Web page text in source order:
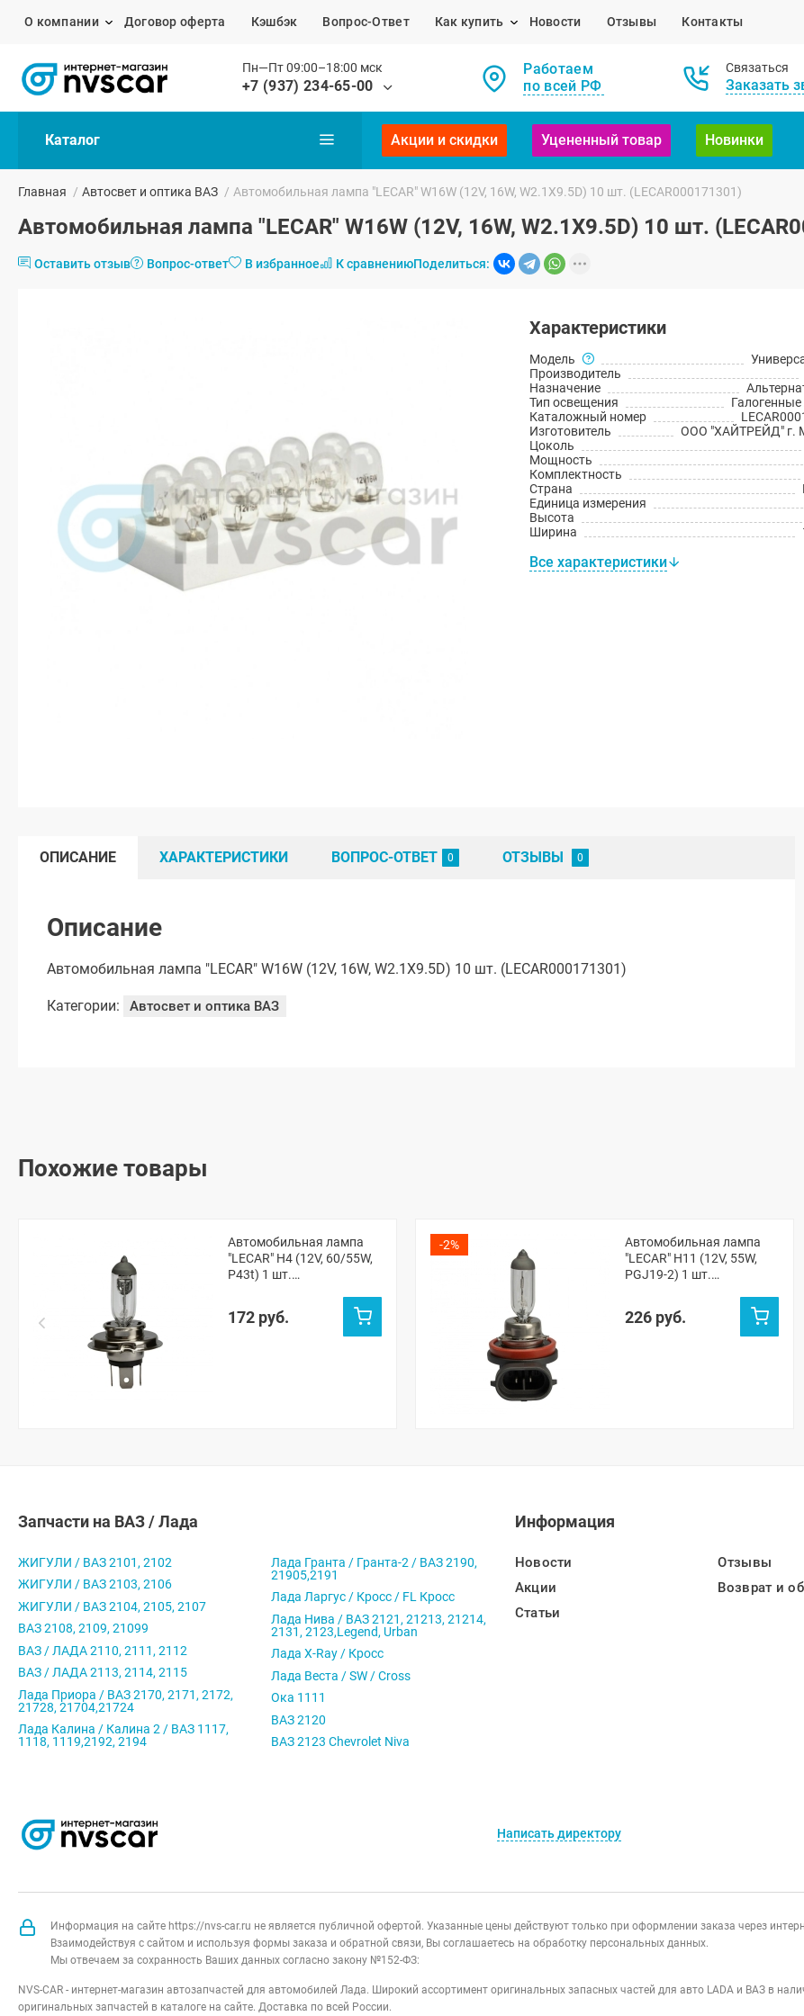
О компании Договор оферта Кэшбэк Вопрос-Ответ Как купить Новости Отзывы Контакты
Пн—Пт 09:00–18:00 мск
+7 (937) 234-65-00
Работаем
по всей РФ
Связаться
Заказать
Каталог Акции и скидки Уцененный товар Новинки
Главная / Автосвет и оптика ВАЗ / Автомобильная лампа "LECAR" W16W (12V, 16W, W2.1X9.5D) 10 шт. (LECAR000171301)
Автомобильная лампа "LECAR" W16W (12V, 16W, W2.1X9.5D) 10 шт.
Оставить отзыв Вопрос-ответ В избранное К сравнениюПоделиться:
Характеристики
Модель
Производитель
Назначение
Тип освещения
Каталожный номер
Изготовитель
ООО "ХАЙТРЕЙД" г.
Цоколь
Мощность
Комплектность
Страна
Единица измерения
Высота
Ширина
Все характеристики
ОПИСАНИЕ ХАРАКТЕРИСТИКИ ВОПРОС-ОТВЕТ ОТЗЫВЫ
Описание
Автомобильная лампа "LECAR" W16W (12V, 16W, W2.1X9.5D) 10 шт. (LECAR000171301)
Категории: Автосвет и оптика ВАЗ
Похожие товары
Автомобильная лампа
"LECAR" H4 (12V, 60/55W,
P43t) 1 шт.
172 руб.
-2%
Автомобильная лампа
"LECAR" H11 (12V, 55W,
PGJ19-2) 1 шт.
226 руб.
Запчасти на ВАЗ / Лада
ЖИГУЛИ / ВАЗ 2101, 2102
ЖИГУЛИ / ВАЗ 2103, 2106
ЖИГУЛИ / ВАЗ 2104, 2105, 2107
ВАЗ 2108, 2109, 21099
ВАЗ / ЛАДА 2110, 2111, 2112
ВАЗ / ЛАДА 2113, 2114, 2115
Лада Приора / ВАЗ 2170, 2171, 2172,
21728, 21704,21724
Лада Калина / Калина 2 / ВАЗ 1117,
1118, 1119,2192, 2194
Лада Гранта / Гранта-2 / ВАЗ 2190,
21905,2191
Лада Ларгус / Кросс / FL Кросс
Лада Нива / ВАЗ 2121, 21213, 21214,
2131, 2123,Legend, Urban
Лада X-Ray / Кросс
Лада Веста / SW / Cross
Ока 1111
ВАЗ 2120
ВАЗ 2123 Chevrolet Niva
Информация
Новости
Акции
Статьи
Отзывы
Возврат и
Написать директору
Информация на сайте https://nvs-car.ru не является публичной офертой. Указанные цены действуют только при оформлении заказа через
Взаимодействуя с сайтом и используя формы заказа и обратной связи, Вы соглашаетесь на обработку персональных данных.
Мы отвечаем за сохранность Ваших данных согласно закону №152-ФЗ:
NVS-CAR - интернет-магазин автозапчастей для автомобилей Лада. Широкий ассортимент оригинальных запасных частей для авто LADA и ВАЗ в
оригинальных запчастей в каталоге на сайте. Доставка по всей России.